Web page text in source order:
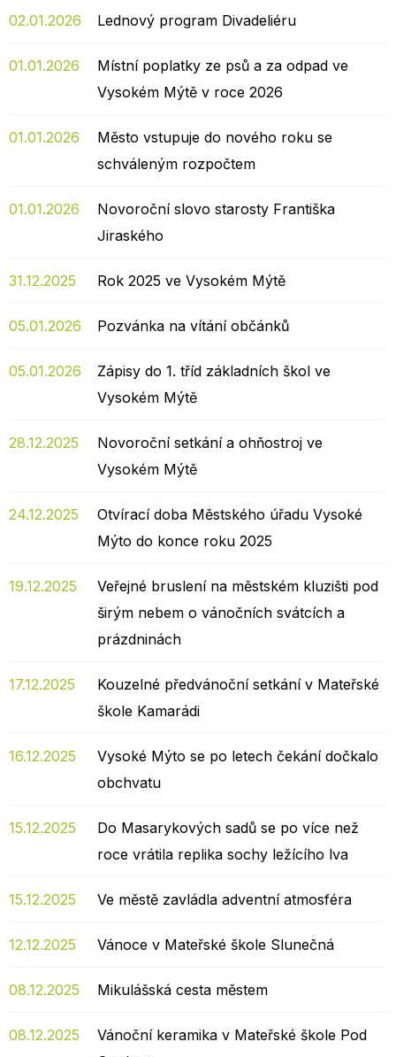
02.01.2026 Lednový program Divadeliéru
01.01.2026
Místní poplatky ze psů a za odpad ve
Vysokém Mýtě v roce 2026
01.01.2026
Město vstupuje do nového roku se
schváleným rozpočtem
01.01.2026
Novoroční slovo starosty Františka
Jiraského
31.12.2025 Rok 2025 ve Vysokém Mýtě
05.01.2026 Pozvánka na vítání občánků
05.01.2026
Zápisy do 1. tříd základních škol ve
Vysokém Mýtě
28.12.2025
Novoroční setkání a ohňostroj ve
Vysokém Mýtě
24.12.2025
Otvírací doba Městského úřadu Vysoké
Mýto do konce roku 2025
19.12.2025
Veřejné bruslení na městském kluzišti pod
širým nebem o vánočních svátcích a
prázdninách
17.12.2025
Kouzelné předvánoční setkání v Mateřské
škole Kamarádi
16.12.2025
Vysoké Mýto se po letech čekání dočkalo
obchvatu
15.12.2025
Do Masarykových sadů se po více než
roce vrátila replika sochy ležícího lva
15.12.2025 Ve městě zavládla adventní atmosféra
12.12.2025 Vánoce v Mateřské škole Slunečná
08.12.2025 Mikulášská cesta městem
08.12.2025
Vánoční keramika v Mateřské škole Pod